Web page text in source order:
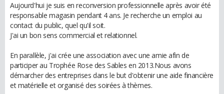
Aujourd'hui je suis en reconversion professionnelle après avoir été
responsable magasin pendant 4 ans. Je recherche un emploi au
contact du public, quel qu'il soit.
J'ai un bon sens commercial et relationnel.
En parallèle, j'ai crée une association avec une amie afin de
participer au Trophée Rose des Sables en 2013.Nous avons
démarcher des entreprises dans le but d'obtenir une aide financière
et matérielle et organisé des soirées à thèmes.